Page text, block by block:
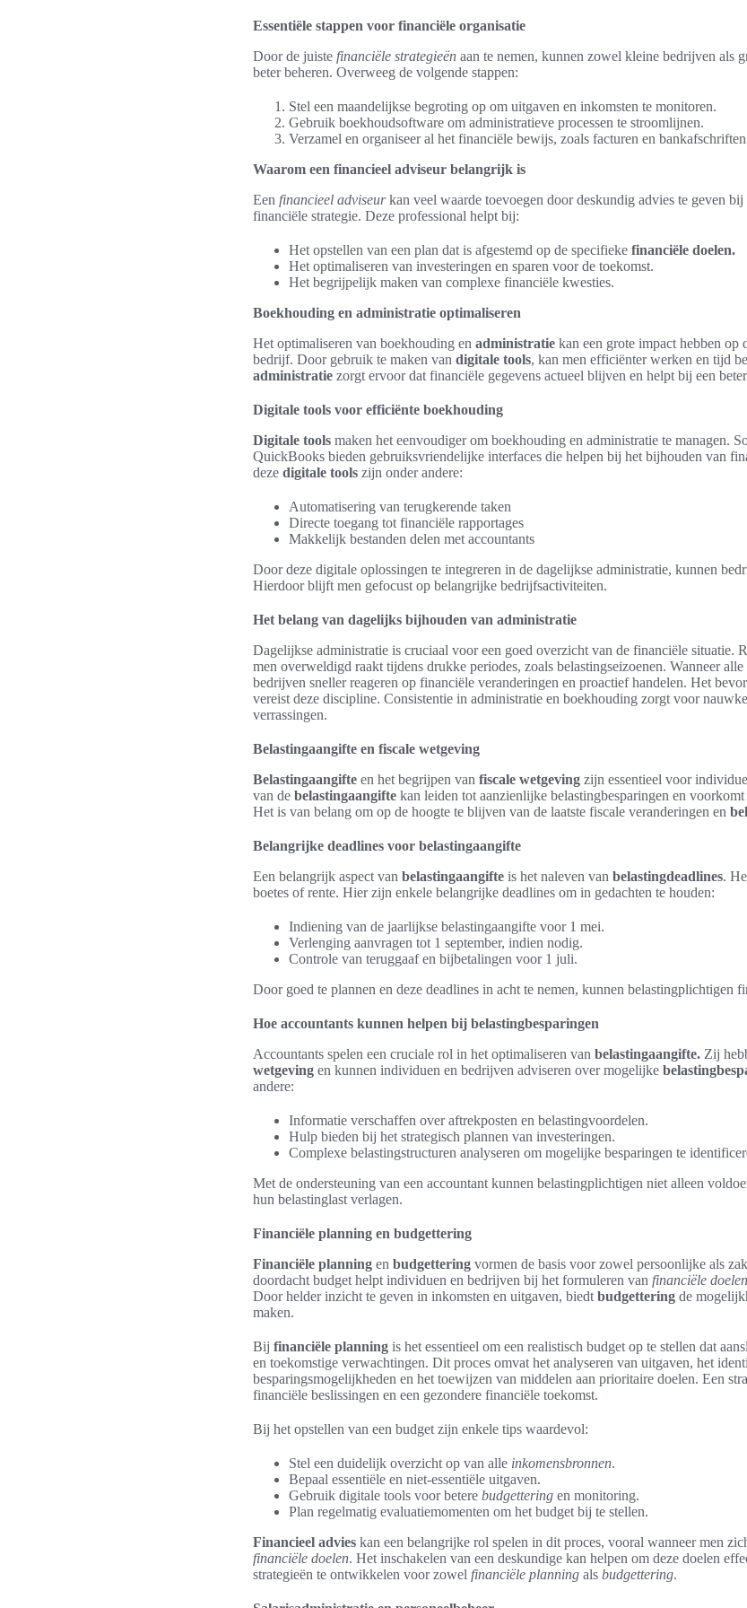
Essentiële stappen voor financiële organisatie
Door de juiste financiële strategieën aan te nemen, kunnen zowel kleine bedrijven als
beter beheren. Overweeg de volgende stappen:
Stel een maandelijkse begroting op om uitgaven en inkomsten te monitoren.
Gebruik boekhoudsoftware om administratieve processen te stroomlijnen.
Verzamel en organiseer al het financiële bewijs, zoals facturen en
Waarom een financieel adviseur belangrijk is
Een financieel adviseurkan veel waarde toevoegen door deskundig advies te geven bij
financiële strategie. Deze professional helpt bij:
Het opstellen van een plan dat is afgestemd op de specifieke financiële doelen.
Het optimaliseren van investeringen en sparen voor de toekomst.
Het begrijpelijk maken van complexe financiële kwesties.
Boekhouding en administratie optimaliseren
Het optimaliseren van boekhouding en administratie kan een grote impact hebben op
bedrijf. Door gebruik te maken van digitale tools, kan men efficiënter werken en tijd
administratie zorgt ervoor dat financiële gegevens actueel blijven en helpt bij een
Digitale tools voor efficiënte boekhouding
Digitale tools maken het eenvoudiger om boekhouding en administratie te managen.
QuickBooks bieden gebruiksvriendelijke interfaces die helpen bij het bijhouden van
deze digitale tools zijn onder andere:
Automatisering van terugkerende taken
Directe toegang tot financiële rapportages
Makkelijk bestanden delen met accountants
Door deze digitale oplossingen te integreren in de dagelijkse administratie, kunnen
Hierdoor blijft men gefocust op belangrijke bedrijfsactiviteiten.
Het belang van dagelijks bijhouden van administratie
Dagelijkse administratie is cruciaal voor een goed overzicht van de financiële situatie.
men overweldigd raakt tijdens drukke periodes, zoals belastingseizoenen. Wanneer
bedrijven sneller reageren op financiële veranderingen en proactief handelen. Het
vereist deze discipline. Consistentie in administratie en boekhouding zorgt voor
verrassingen.
Belastingaangifte en fiscale wetgeving
Belastingaangifte en het begrijpen van fiscale wetgeving zijn essentieel voor
van de belastingaangifte kan leiden tot aanzienlijke belastingbesparingen en
Het is van belang om op de hoogte te blijven van de laatste fiscale veranderingen en
Belangrijke deadlines voor belastingaangifte
Een belangrijk aspect van belastingaangifte is het naleven van belastingdeadlines.
boetes of rente. Hier zijn enkele belangrijke deadlines om in gedachten te houden:
Indiening van de jaarlijkse belastingaangifte voor 1 mei.
Verlenging aanvragen tot 1 september, indien nodig.
Controle van teruggaaf en bijbetalingen voor 1 juli.
Door goed te plannen en deze deadlines in acht te nemen, kunnen belastingplichtigen
Hoe accountants kunnen helpen bij belastingbesparingen
Accountants spelen een cruciale rol in het optimaliseren van belastingaangifte. Zij
wetgeving en kunnen individuen en bedrijven adviseren over mogelijke
andere:
Informatie verschaffen over aftrekposten en belastingvoordelen.
Hulp bieden bij het strategisch plannen van investeringen.
Complexe belastingstructuren analyseren om mogelijke besparingen te
Met de ondersteuning van een accountant kunnen belastingplichtigen niet alleen
hun belastinglast verlagen.
Financiële planning en budgettering
Financiële planning en budgettering vormen de basis voor zowel persoonlijke als
doordacht budget helpt individuen en bedrijven bij het formuleren van financiële doelen
Door helder inzicht te geven in inkomsten en uitgaven, biedt budgettering de
maken.
Bij financiële planning is het essentieel om een realistisch budget op te stellen dat
en toekomstige verwachtingen. Dit proces omvat het analyseren van uitgaven, het
besparingsmogelijkheden en het toewijzen van middelen aan prioritaire doelen. Een
financiële beslissingen en een gezondere financiële toekomst.
Bij het opstellen van een budget zijn enkele tips waardevol:
Stel een duidelijk overzicht op van alle inkomensbronnen.
Bepaal essentiële en niet-essentiële uitgaven.
Gebruik digitale tools voor betere budgettering en monitoring.
Plan regelmatig evaluatiemomenten om het budget bij te stellen.
Financieel advies kan een belangrijke rol spelen in dit proces, vooral wanneer men
financiële doelen. Het inschakelen van een deskundige kan helpen om deze doelen
strategieën te ontwikkelen voor zowel financiële planning als budgettering.